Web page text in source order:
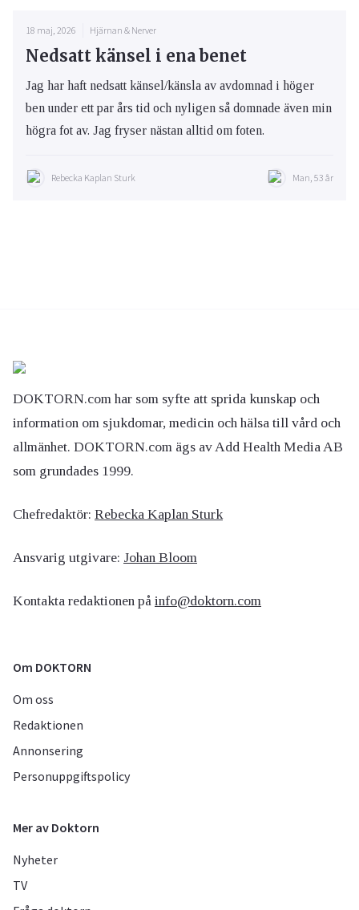
18 maj, 2026 Hjärnan & Nerver
Nedsatt känsel i ena benet
Jag har haft nedsatt känsel/känsla av avdomnad i höger
ben under ett par års tid och nyligen så domnade även min
högra fot av. Jag fryser nästan alltid om foten.
Rebecka Kaplan Sturk Man, 53 år
DOKTORN.com har som syfte att sprida kunskap och
information om sjukdomar, medicin och hälsa till vård och
allmänhet. DOKTORN.com ägs av Add Health Media AB
som grundades 1999.
Chefredaktör: Rebecka Kaplan Sturk
Ansvarig utgivare: Johan Bloom
Kontakta redaktionen på info@doktorn.com
Om DOKTORN
Om oss
Redaktionen
Annonsering
Personuppgiftspolicy
Mer av Doktorn
Nyheter
TV